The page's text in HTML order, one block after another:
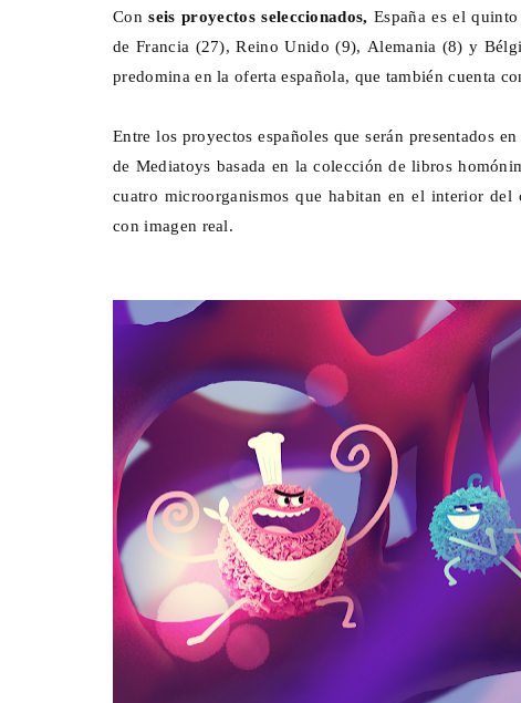
Conseis proyectos seleccionados, España es el
de Francia (27), Reino Unido (9), Alemania (8) y
predomina en la oferta española, que también cuenta
Entre los proyectos españoles que serán presentados
de Mediatoys basada en la colección de libros
cuatro microorganismos que habitan en el interior
con imagen real.